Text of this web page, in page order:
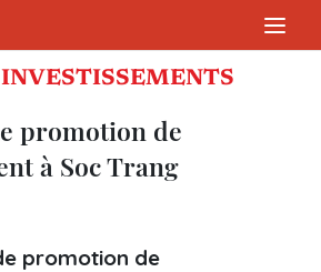
INVESTISSEMENTS
promotion de
à Soc Trang
promotion de